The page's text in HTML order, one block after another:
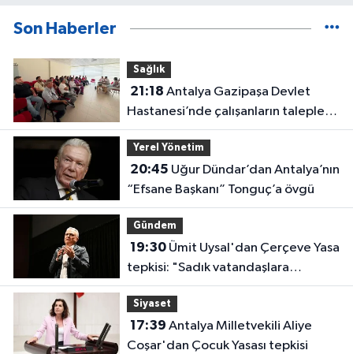
Son Haberler
Sağlık
21:18
Hastanesi’nde çalışanların talepleri
masaya yatırıldı
Yerel Yönetim
20:45
“Efsane Başkanı” Tonguç’a övgü
Gündem
19:30Ümit Uysal'dan Çerçeve Yasa
tepkisi: "Sadık vatandaşlara
haksızlık"
Siyaset
17:39
Coşar'dan Çocuk Yasası tepkisi